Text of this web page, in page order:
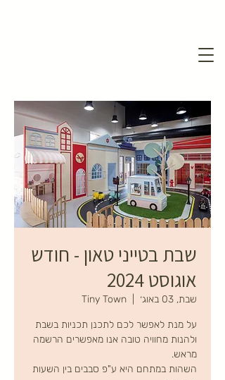
שבת בטייני טאון - חודש
אוגוסט 2024
שבת, 03 באוג׳ Tiny Town
על מנת לאפשר לכם לתכנן תכניות בשבת
ולהנות מחוויה טובה אנו מאפשרים הרשמה
השהות במתחם היא ע"פ סבבים בין השעות